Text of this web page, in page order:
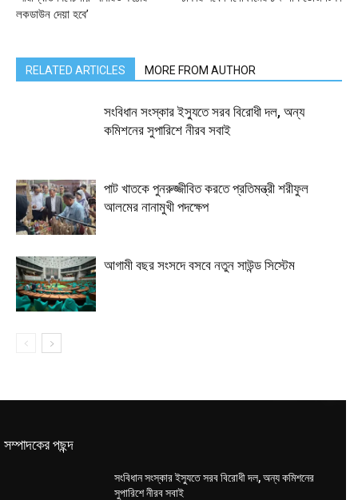
লকডাউন দেয়া হবে’
RELATED ARTICLES MORE FROM AUTHOR
সংবিধান সংস্কার ইস্যুতে সরব বিরোধী দল, অন্য
কমিশনের সুপারিশে নীরব সবাই
পাট খাতকে পুনরুজ্জীবিত করতে প্রতিমন্ত্রী শরীফুল
আলমের নানামুখী পদক্ষেপ
আগামী বছর সংসদে বসবে নতুন সাউন্ড সিস্টেম
সম্পাদকের পছন্দ
সংবিধান সংস্কার ইস্যুতে সরব বিরোধী দল, অন্য কমিশনের
সুপারিশে নীরব সবাই